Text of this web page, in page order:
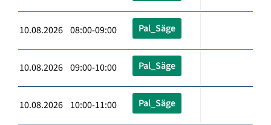
10.08.2026 08:00-09:00 Pal_Säge
10.08.2026 09:00-10:00 Pal_Säge
10.08.2026 10:00-11:00 Pal_Säge